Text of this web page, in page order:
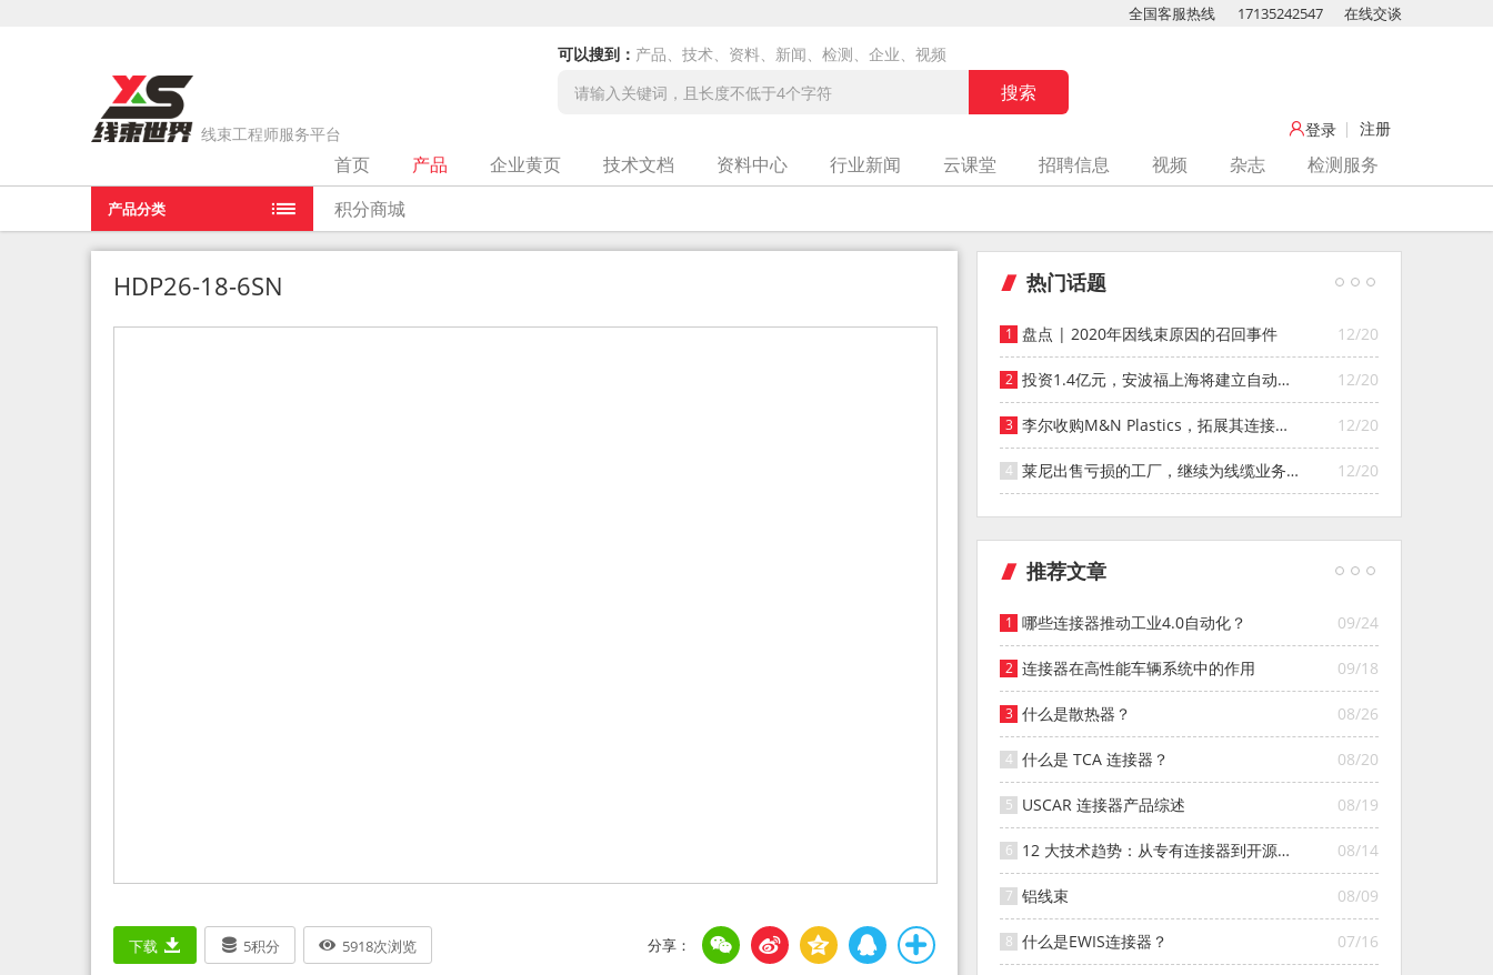
线束工程师服务平台
可以搜到： 产品、技术、资料、新闻、检测、企业、视频
全国客服热线 17135242547 在线交谈
登录 注册
产品分类
首页 产品 企业黄页 技术文档 资料中心 行业新闻 云课堂 招聘信息 视频 杂志
检测服务
积分商城
当前位置： HDP26-18-6SN
HDP26-18-6SN
下载 5积分 5918次浏览
热门话题
12/20
盘点 | 2020年因线束原因的召回事件
12/20
投资1.4亿元，安波福上海将建立自动化
智能仓库
12/20
李尔收购M&N Plastics，拓展其连接器
系统业务
12/20
莱尼出售亏损的工厂，继续为线缆业务
寻找投资者
推荐文章
09/24
哪些连接器推动工业4.0自动化？
09/18
连接器在高性能车辆系统中的作用
08/26
什么是散热器？
08/20
什么是 TCA 连接器？
08/19
USCAR 连接器产品综述
08/14
12 大技术趋势：从专有连接器到开源连
接器的演变
08/09
铝线束
07/16
什么是EWIS连接器？